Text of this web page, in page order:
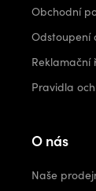
Obchodní
Odstoupení
Reklamační
Pravidla
O nás
Naše